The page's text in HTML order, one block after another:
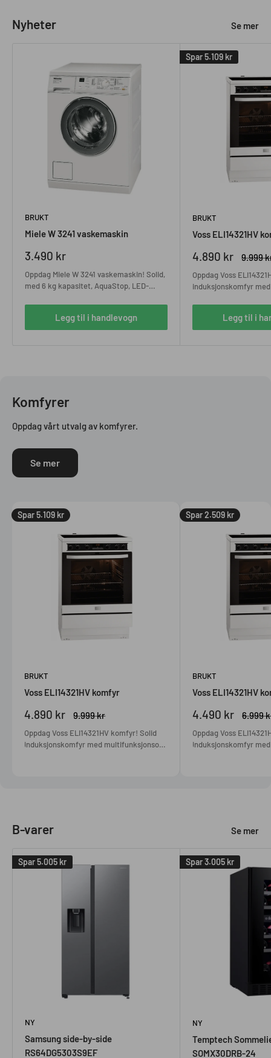
Nyheter Se mer
BRUKT
Miele W 3241 vaskemaskin
Salgspris
3.490 kr
Oppdag Miele W 3241 vaskemaskin! Solid,
med 6 kg kapasitet, AquaStop, LED-
Legg til i handlevogn
Spar5.109 kr
BRUKT
Voss ELI14321HV
Salgspris
4.890 kr 9.999
Oppdag Voss
induksjonskomfyr
funksjoner.Legg til i
Komfyrer
Oppdag vårt utvalg av komfyrer.
Se mer
Spar5.109 kr
BRUKT
Voss ELI14321HV komfyr
Salgspris
4.890 kr
Ordinær
9.999 kr
Oppdag Voss ELI14321HV komfyr! Solid
induksjonskomfyr med multifunksjonsovn
Spar2.509 kr
BRUKT
Voss ELI14321HV
Salgspris
4.490 kr 6.999
Oppdag Voss
induksjonskomfyr med
B-varer Se mer
Spar5.005 kr
NY
Samsung side-by-side
RS64DG5303S9EF
Spar3.005 kr
NY
Temptech
SOMX30DRB-24